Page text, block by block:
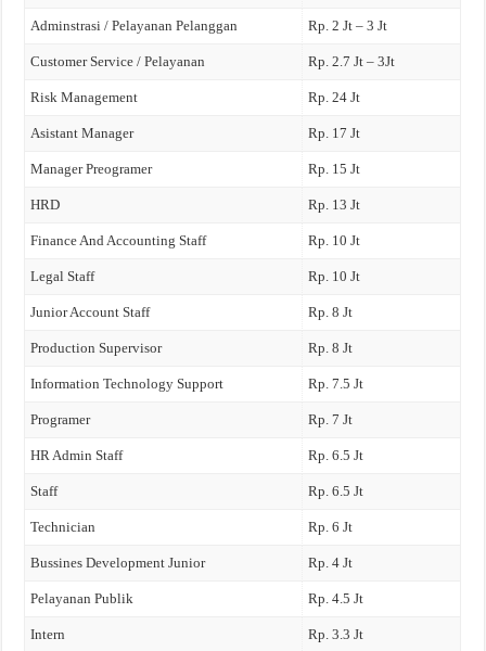
Adminstrasi / Pelayanan Pelanggan Rp. 2 Jt – 3 Jt
Customer Service / Pelayanan Rp. 2.7 Jt – 3Jt
Risk Management Rp. 24 Jt
Asistant Manager Rp. 17 Jt
Manager Preogramer Rp. 15 Jt
HRD Rp. 13 Jt
Finance And Accounting Staff Rp. 10 Jt
Legal Staff Rp. 10 Jt
Junior Account Staff Rp. 8 Jt
Production Supervisor Rp. 8 Jt
Information Technology Support Rp. 7.5 Jt
Programer Rp. 7 Jt
HR Admin Staff Rp. 6.5 Jt
Staff Rp. 6.5 Jt
Technician Rp. 6 Jt
Bussines Development Junior Rp. 4 Jt
Pelayanan Publik Rp. 4.5 Jt
Intern Rp. 3.3 Jt